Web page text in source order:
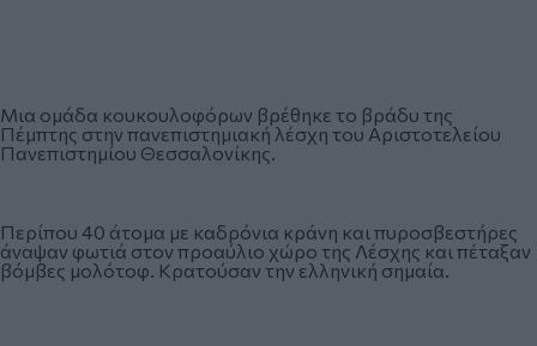
Μια ομάδα κουκουλοφόρων βρέθηκε το βράδυ της
Πέμπτης στην πανεπιστημιακή λέσχη του Αριστοτελείου
Πανεπιστημίου Θεσσαλονίκης.
Περίπου 40 άτομα με καδρόνια κράνη και πυροσβεστήρες
άναψαν φωτιά στον προαύλιο χώρο της Λέσχης και πέταξαν
βόμβες μολότοφ. Κρατούσαν την ελληνική σημαία.